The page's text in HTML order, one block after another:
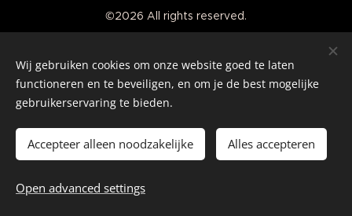
©2026 All rights reserved.
Cookies
Languages
Nederlands
English
Wij gebruiken cookies om onze website goed te laten
functioneren en te beveiligen, en om je de best mogelijke
gebruikerservaring te bieden.
Accepteer alleen noodzakelijke Alles accepteren
Open advanced settings